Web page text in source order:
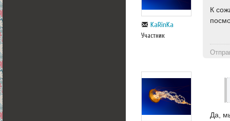
KaRinKa
Участник
К
Да,